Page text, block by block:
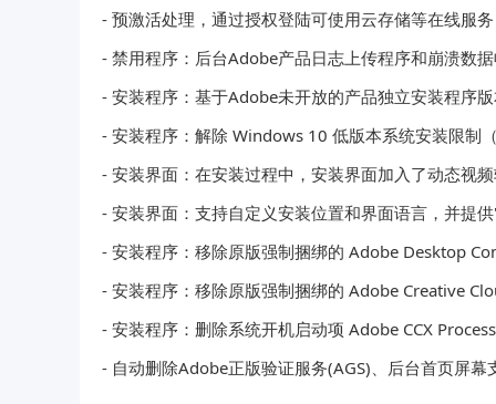
- 预激活处理，通过授权登陆可使用云存储等在线服务
- 禁用程序：后台Adobe产品日志上传程序和崩溃数
- 安装程序：基于Adobe未开放的产品独立安装程序
- 安装程序：解除 Windows 10 低版本系统安装限制
- 安装界面：在安装过程中，安装界面加入了动态视
- 安装界面：支持自定义安装位置和界面语言，并提
- 安装程序：移除原版强制捆绑的 Adobe Desktop
- 安装程序：移除原版强制捆绑的 Adobe Creative
- 安装程序：删除系统开机启动项 Adobe CCX
- 自动删除Adobe正版验证服务(AGS)、后台首页屏幕